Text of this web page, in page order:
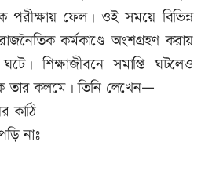
পরীক্ষায় ফেল। ওই সময়ে বিভিন্ন
কর্মকাণ্ডে অংশগ্রহণ করায়
ঘটে। শিক্ষাজীবনে সমাপ্তি ঘটলেও
তার কলমে। তিনি লেখেন—
কাঠি
নাঃ